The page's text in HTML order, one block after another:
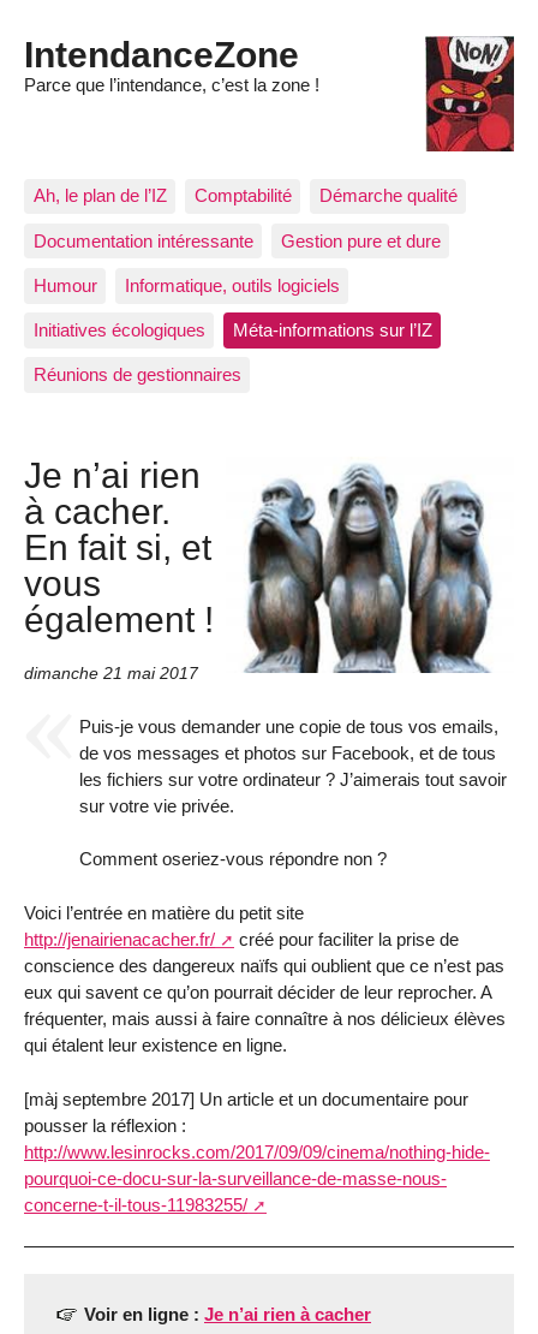
IntendanceZone
Parce que l’intendance, c’est la zone !
Ah, le plan de l’IZ Comptabilité Démarche qualité
Documentation intéressante Gestion pure et dure
Humour Informatique, outils logiciels
Initiatives écologiques Méta-informations sur l’IZ
Réunions de gestionnaires
Je n’ai rien
à cacher.
En fait si, et
vous
également !
dimanche 21 mai 2017
Puis-je vous demander une copie de tous vos emails,
de vos messages et photos sur Facebook, et de tous
les fichiers sur votre ordinateur ? J’aimerais tout savoir
sur votre vie privée.
Comment oseriez-vous répondre non ?
Voici l’entrée en matière du petit site
http://jenairienacacher.fr/
créé pour faciliter la prise de
conscience des dangereux naïfs qui oublient que ce n’est pas
eux qui savent ce qu’on pourrait décider de leur reprocher. A
fréquenter, mais aussi à faire connaître à nos délicieux élèves
qui étalent leur existence en ligne.
[màj septembre 2017] Un article et un documentaire pour
pousser la réflexion :
http://www.lesinrocks.com/2017/09/09/cinema/nothing-hide-
pourquoi-ce-docu-sur-la-surveillance-de-masse-nous-
concerne-t-il-tous-11983255/
Voir en ligne : Je n’ai rien à cacher